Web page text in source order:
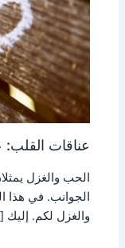
عناقات
الحب والغزل
الجوانب. في هذا
والغزل لكم.